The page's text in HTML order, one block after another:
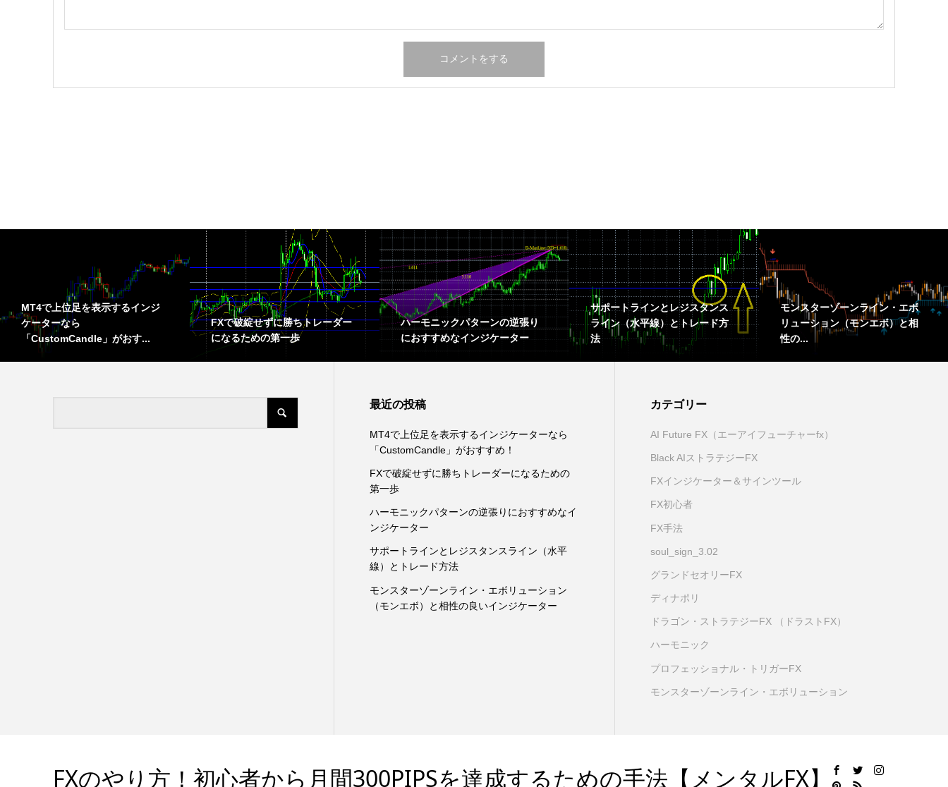
MT4で上位足を表示するインジ
ケーターなら
「CustomCandle」がおす...
FXで破綻せずに勝ちトレーダー
になるための第一歩
ハーモニックパターンの逆張り
におすすめなインジケーター
サポートラインとレジスタンス
ライン（水平線）とトレード方
法
モンスターゾーンライン・エボ
リューション（モンエボ）と相
性の...
最近の投稿
MT4で上位足を表示するインジケーターなら
「CustomCandle」がおすすめ！
FXで破綻せずに勝ちトレーダーになるための
第一歩
ハーモニックパターンの逆張りにおすすめなイ
ンジケーター
サポートラインとレジスタンスライン（水平
線）とトレード方法
モンスターゾーンライン・エボリューション
（モンエボ）と相性の良いインジケーター
カテゴリー
AI Future FX（エーアイフューチャーfx）
Black AIストラテジーFX
FXインジケーター＆サインツール
FX初心者
FX手法
soul_sign_3.02
グランドセオリーFX
ディナポリ
ドラゴン・ストラテジーFX （ドラストFX）
ハーモニック
プロフェッショナル・トリガーFX
モンスターゾーンライン・エボリューション
FXのやり方！初心者から月間300PIPSを達成するための手法【メンタルFX】